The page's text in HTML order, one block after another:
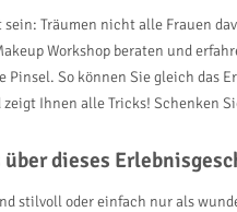
Träumen nicht alle Frauen
Workshop beraten und
Pinsel. So können Sie gleich das
Ihnen alle Tricks! Schenken
dieses
stilvoll oder einfach nur als